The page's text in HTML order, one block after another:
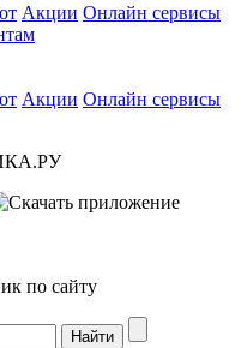
Акции Онлайн сервисы
Акции Онлайн сервисы
по сайту